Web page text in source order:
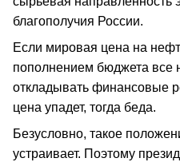
благополучия России.
Если мировая цена на
пополнением бюджета
откладывать финансовые
цена упадет, тогда беда.
Безусловно, такое
устраивает. Поэтому